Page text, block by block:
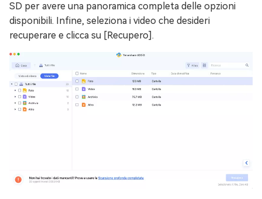
SD per avere una panoramica completa delle opzioni
disponibili. Infine, seleziona i video che desideri
recuperare e clicca su [Recupero].